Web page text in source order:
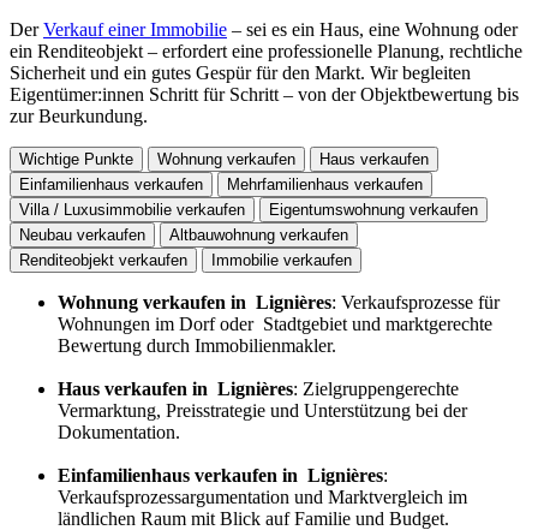
DerVerkauf einer Immobilie – sei es ein Haus, eine Wohnung oder
ein Renditeobjekt – erfordert eine professionelle Planung, rechtliche
Sicherheit und ein gutes Gespür für den Markt. Wir begleiten
Eigentümer:innen Schritt für Schritt – von der Objektbewertung bis
zur Beurkundung.
Wichtige Punkte Wohnung verkaufen
Haus verkaufen
Einfamilienhaus verkaufen
Mehrfamilienhaus verkaufen
Villa / Luxusimmobilie verkaufen
Eigentumswohnung verkaufen
Neubau verkaufen
Altbauwohnung verkaufen
Renditeobjekt verkaufen
Immobilie verkaufen
Wohnung verkaufen in Lignières: Verkaufsprozesse für
Wohnungen im Dorf oder Stadtgebiet und marktgerechte
Bewertung durch Immobilienmakler.
Haus verkaufen in Lignières: Zielgruppengerechte
Vermarktung, Preisstrategie und Unterstützung bei der
Dokumentation.
Einfamilienhaus verkaufen in Lignières:
Verkaufsprozessargumentation und Marktvergleich im
ländlichen Raum mit Blick auf Familie und Budget.